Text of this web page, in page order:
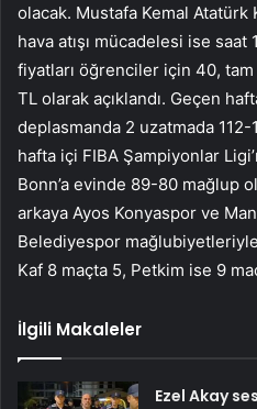
olacak. Mustafa Kemal Atatürk
hava atışı mücadelesi ise saat
fiyatları öğrenciler için 40,
TL olarak açıklandı. Geçen
deplasmanda 2 uzatmada 112-
hafta içi FIBA ​​Şampiyonlar
Bonn’a evinde 89-80 mağlup
arkaya Ayos Konyaspor ve
Belediyespor
Kaf 8 maçta 5, Petkim ise 9
İlgili Makaleler
Ezel Akay